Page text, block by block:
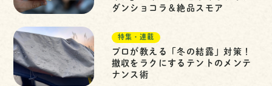
ダンショコラ＆絶品スモア
特集・連載
プロが教える「冬の結露」対策！
撤収をラクにするテントのメンテ
ナンス術